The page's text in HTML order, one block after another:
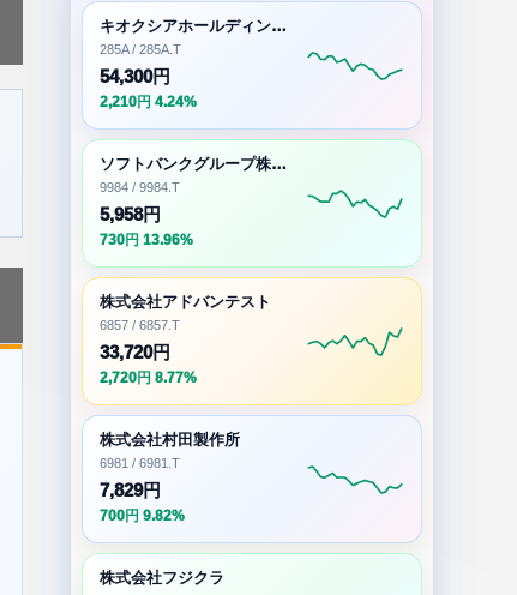
キオクシアホールディングス株式会社
285A / 285A.T
54,300円
2,210円 4.24%
ソフトバンクグループ株式会社
9984 / 9984.T
5,958円
730円 13.96%
株式会社アドバンテスト
6857 / 6857.T
33,720円
2,720円 8.77%
株式会社村田製作所
6981 / 6981.T
7,829円
700円 9.82%
株式会社フジクラ